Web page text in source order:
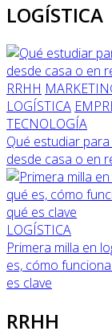
LOGÍSTICA
RRHH
LOGÍSTICA
TECNOLOGÍA
Qué estudiar
desde casa o en
LOGÍSTICA
Primera milla en
es, cómo
es clave
RRHH